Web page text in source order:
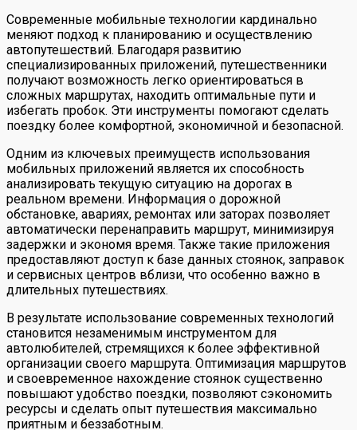
Современные мобильные технологии кардинально
меняют подход к планированию и осуществлению
автопутешествий. Благодаря развитию
специализированных приложений, путешественники
получают возможность легко ориентироваться в
сложных маршрутах, находить оптимальные пути и
избегать пробок. Эти инструменты помогают сделать
поездку более комфортной, экономичной и безопасной.
Одним из ключевых преимуществ использования
мобильных приложений является их способность
анализировать текущую ситуацию на дорогах в
реальном времени. Информация о дорожной
обстановке, авариях, ремонтах или заторах позволяет
автоматически перенаправить маршрут, минимизируя
задержки и экономя время. Также такие приложения
предоставляют доступ к базе данных стоянок, заправок
и сервисных центров вблизи, что особенно важно в
длительных путешествиях.
В результате использование современных технологий
становится незаменимым инструментом для
автолюбителей, стремящихся к более эффективной
организации своего маршрута. Оптимизация маршрутов
и своевременное нахождение стоянок существенно
повышают удобство поездки, позволяют сэкономить
ресурсы и сделать опыт путешествия максимально
приятным и беззаботным.